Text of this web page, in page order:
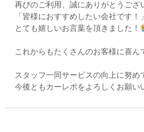
再びのご利用、誠にありがとうござ
「皆様におすすめしたい会社です！
とても嬉しいお言葉を頂きました！
これからもたくさんのお客様に喜ん
スタッフ一同サービスの向上に努め
今後ともカーレポをよろしくお願い